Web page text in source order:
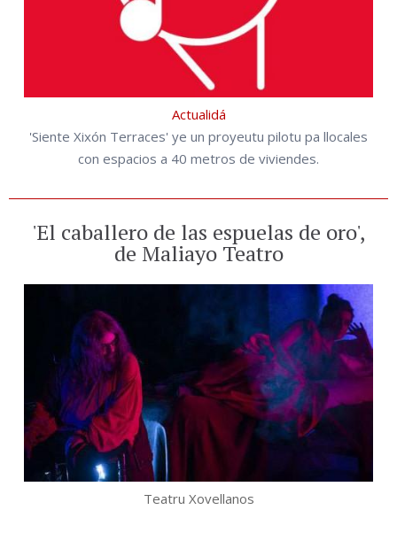
Actualidá
'Siente Xixón Terraces' ye un proyeutu pilotu pa llocales
con espacios a 40 metros de viviendes.
'El caballero de las espuelas de oro',
de Maliayo Teatro
Teatru Xovellanos